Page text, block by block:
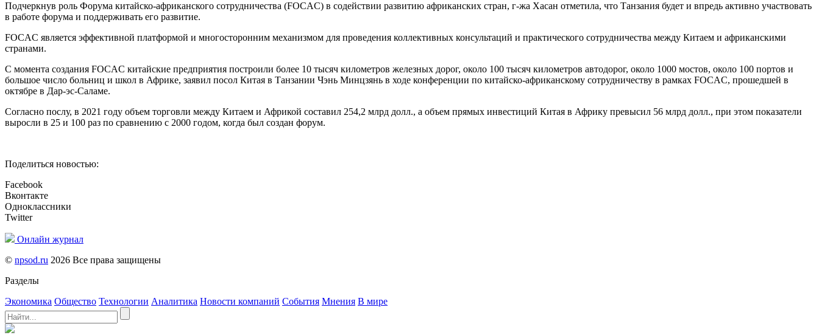
Подчеркнув роль Форума китайско-африканского сотрудничества (FOCAC) в содействии развитию африканских стран, г-жа Хасан отметила, что Танзания будет и впредь активно участвовать
в работе форума и поддерживать его развитие.
FOCAC является эффективной платформой и многосторонним механизмом для проведения коллективных консультаций и практического сотрудничества между Китаем и африканскими
странами.
С момента создания FOCAC китайские предприятия построили более 10 тысяч километров железных дорог, около 100 тысяч километров автодорог, около 1000 мостов, около 100 портов и
большое число больниц и школ в Африке, заявил посол Китая в Танзании Чэнь Минцзянь в ходе конференции по китайско-африканскому сотрудничеству в рамках FOCAC, прошедшей в
октябре в Дар-эс-Саламе.
Согласно послу, в 2021 году объем торговли между Китаем и Африкой составил 254,2 млрд долл., а объем прямых инвестиций Китая в Африку превысил 56 млрд долл., при этом показатели
выросли в 25 и 100 раз по сравнению с 2000 годом, когда был создан форум.
Поделиться новостью:
Facebook
Вконтакте
Одноклассники
Twitter
Онлайн журнал
© npsod.ru 2026 Все права защищены
Разделы
Экономика Общество Технологии Аналитика Новости компаний События Мнения В мире